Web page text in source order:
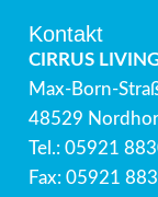
Kontakt
CIRRUS
Max-Born-
48529
Tel.: 05921
Fax: 05921